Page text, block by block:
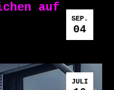
SEP.
04
auf
JULI